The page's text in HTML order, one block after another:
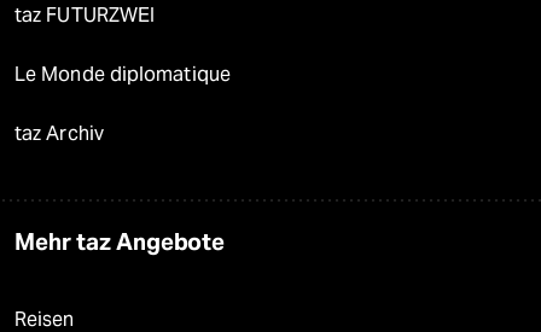
taz FUTURZWEI
Le Monde diplomatique
taz Archiv
Mehr taz Angebote
Reisen